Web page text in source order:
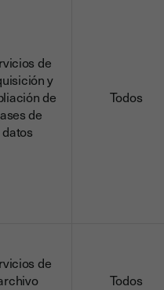
de
y
de
de
datos
Todos
de
Todos